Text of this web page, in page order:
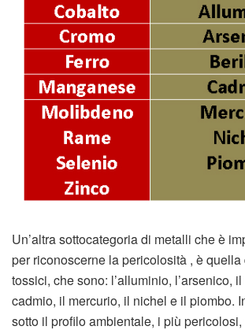
Un’altra sottocategoria di metalli che è
per riconoscerne la pericolosità , è
tossici, che sono: l’alluminio, l’arsenico,
cadmio, il mercurio, il nichel e il piombo.
sotto il profilo ambientale, i più